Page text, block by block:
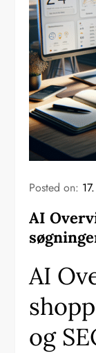
Posted on:
AI
AI
og